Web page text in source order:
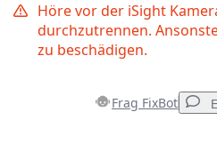
Höre vor der iSight
durchzutrennen.
zu beschädigen.
Frag FixBot